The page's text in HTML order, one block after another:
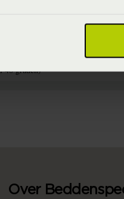
40 graden)
Over